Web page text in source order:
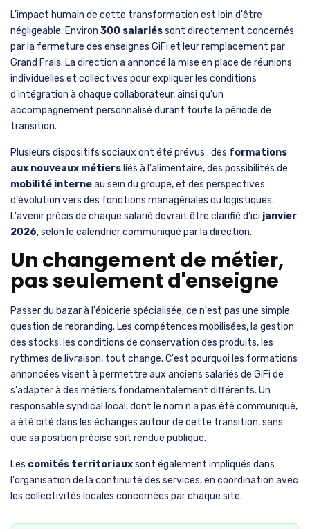
L'impact humain de cette transformation est loin d'être
négligeable. Environ 300 salariéssont directement concernés
par la fermeture des enseignes GiFi et leur remplacement par
Grand Frais. La direction a annoncé la mise en place de réunions
individuelles et collectives pour expliquer les conditions
d'intégration à chaque collaborateur, ainsi qu'un
accompagnement personnalisé durant toute la période de
transition.
Plusieurs dispositifs sociaux ont été prévus : des formations
aux nouveaux métiers liés à l'alimentaire, des possibilités de
mobilité interneau sein du groupe, et des perspectives
d'évolution vers des fonctions managériales ou logistiques.
L'avenir précis de chaque salarié devrait être clarifié d'ici janvier
2026, selon le calendrier communiqué par la direction.
Un changement de métier,
pas seulement d'enseigne
Passer du bazar à l'épicerie spécialisée, ce n'est pas une simple
question de rebranding. Les compétences mobilisées, la gestion
des stocks, les conditions de conservation des produits, les
rythmes de livraison, tout change. C'est pourquoi les formations
annoncées visent à permettre aux anciens salariés de GiFi de
s'adapter à des métiers fondamentalement différents. Un
responsable syndical local, dont le nom n'a pas été communiqué,
a été cité dans les échanges autour de cette transition, sans
que sa position précise soit rendue publique.
Les comités territoriauxsont également impliqués dans
l'organisation de la continuité des services, en coordination avec
les collectivités locales concernées par chaque site.